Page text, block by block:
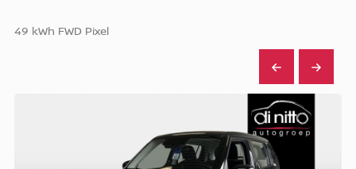
Faq
49 kWh FWD Pixel